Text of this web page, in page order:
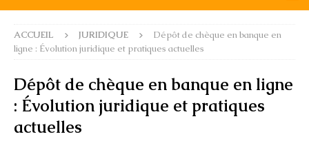
ACCUEIL JURIDIQUE
Dépôt de chèque en banque en
ligne : Évolution juridique et pratiques actuelles
Dépôt de chèque en banque en ligne
: Évolution juridique et pratiques
actuelles